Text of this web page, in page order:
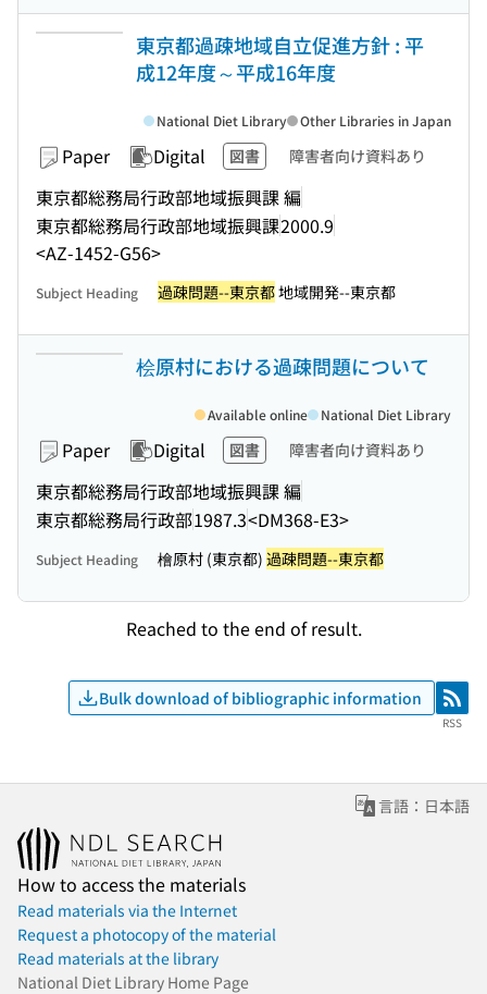
東京都過疎地域自立促進方針 : 平
成12年度～平成16年度
Paper Digital 図書 障害者向け資料あり
東京都総務局行政部地域振興課 編
東京都総務局行政部地域振興課2000.9
<AZ-1452-G56>
National Diet Library Other Libraries in Japan
Subject Heading 過疎問題--東京都地域開発--東京都
桧原村における過疎問題について
Paper Digital 図書 障害者向け資料あり
東京都総務局行政部地域振興課 編
東京都総務局行政部1987.3<DM368-E3>
Available online National Diet Library
Subject Heading 檜原村 (東京都) 過疎問題--東京都
Reached to the end of result.
Bulk download of bibliographic information RSS
RSS
言語：日本語
How to access the materials
Read materials via the Internet
Request a photocopy of the material
Read materials at the library
National Diet Library Home Page